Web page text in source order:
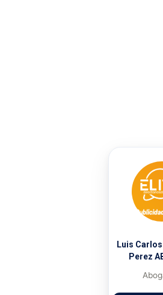
Luis
Perez